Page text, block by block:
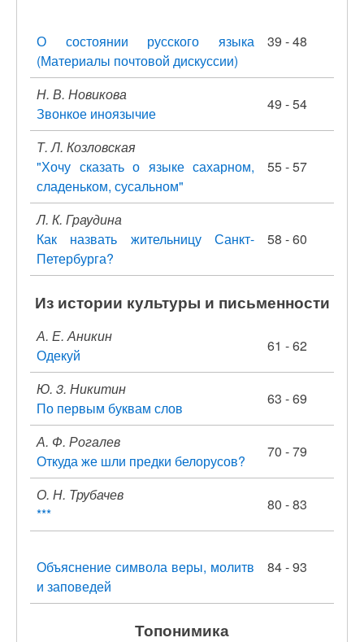
О состоянии русского языка
(Материалы почтовой дискуссии)
39 - 48
Н. В. Новикова
Звонкое иноязычие
49 - 54
Т. Л. Козловская
"Хочу сказать о языке сахарном,
сладеньком, сусальном"
55 - 57
Л. К. Граудина
Как назвать жительницу Санкт-
Петербурга?
58 - 60
Из истории культуры и письменности
А. Е. Аникин
Одекуй
61 - 62
Ю. 3. Никитин
По первым буквам слов
63 - 69
А. Ф. Рогалев
Откуда же шли предки белорусов?
70 - 79
О. Н. Трубачев
***
80 - 83
Объяснение символа веры, молитв
и заповедей
84 - 93
Топонимика